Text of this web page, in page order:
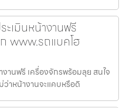
เมินหน้างานฟรี
www.รถแบคโฮ
านฟรี เครื่องจักรพร้อมลุย สนใจ
าหน้างานจะแคบหรือดิ